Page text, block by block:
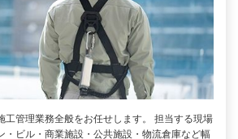
工管理業務全般をお任せします。 担当する現場
・ビル・商業施設・公共施設・物流倉庫など幅